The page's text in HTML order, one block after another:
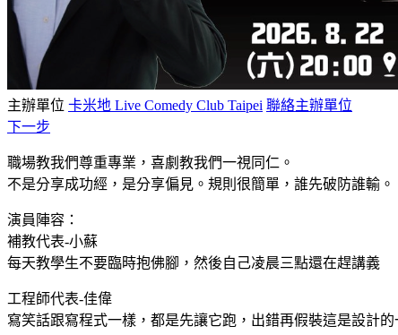
主辦單位 卡米地 Live Comedy Club Taipei 聯絡主辦單位
下一步
職場教我們尊重專業，喜劇教我們一視同仁。
不是分享成功經，是分享偏見。規則很簡單，誰先破防誰輸。
演員陣容：
補教代表-小蘇
每天教學生不要臨時抱佛腳，然後自己凌晨三點還在趕講義
工程師代表-佳偉
寫笑話跟寫程式一樣，都是先讓它跑，出錯再假裝這是設計的